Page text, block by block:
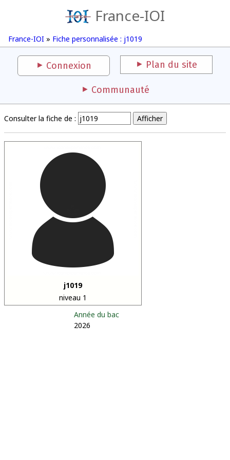
France-IOI
France-IOI » Fiche personnalisée : j1019
Connexion Plan du site
Communauté
Consulter la fiche de :
j1019
niveau 1
Année du bac
2026